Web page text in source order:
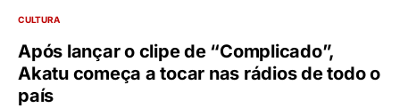
CULTURA
Após lançar o clipe de “Complicado”,
Akatu começa a tocar nas rádios de todo o
país